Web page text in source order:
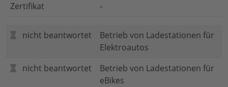
Zertifikat
-
nicht beantwortet
Betrieb von Ladestationen für
Elektroautos
nicht beantwortet
Betrieb von Ladestationen für
eBikes